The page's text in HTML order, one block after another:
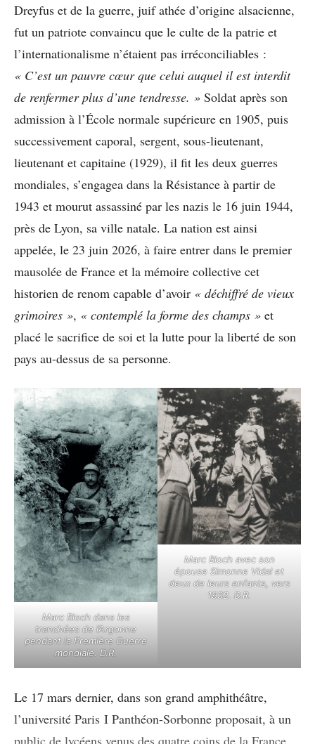
Dreyfus et de la guerre, juif athée d’origine alsacienne,
fut un patriote convaincu que le culte de la patrie et
l’internationalisme n’étaient pas irréconciliables :
« C’est un pauvre cœur que celui auquel il est interdit
de renfermer plus d’une tendresse. » Soldat après son
admission à l’École normale supérieure en 1905, puis
successivement caporal, sergent, sous-lieutenant,
lieutenant et capitaine (1929), il fit les deux guerres
mondiales, s’engagea dans la Résistance à partir de
1943 et mourut assassiné par les nazis le 16 juin 1944,
près de Lyon, sa ville natale. La nation est ainsi
appelée, le 23 juin 2026, à faire entrer dans le premier
mausolée de France et la mémoire collective cet
historien de renom capable d’avoir « déchiffré de vieux
grimoires », « contemplé la forme des champs » et
placé le sacrifice de soi et la lutte pour la liberté de son
pays au-dessus de sa personne.
Marc Bloch dans les
tranchées de l’Argonne
pendant la Première Guerre
mondiale. D.R.
Marc Bloch avec son
épouse Simonne Vidal et
deux de leurs enfants, vers
1932. D.R.
Le 17 mars dernier, dans son grand amphithéâtre,
l’université Paris I Panthéon-Sorbonne proposait, à un
public de lycéens venus des quatre coins de la France,